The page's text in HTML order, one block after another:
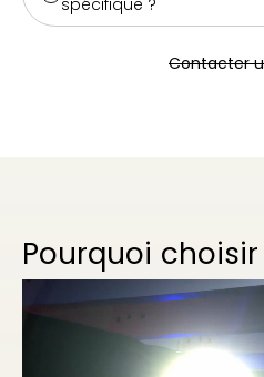
spécifique ?
Contacter
Pourquoi